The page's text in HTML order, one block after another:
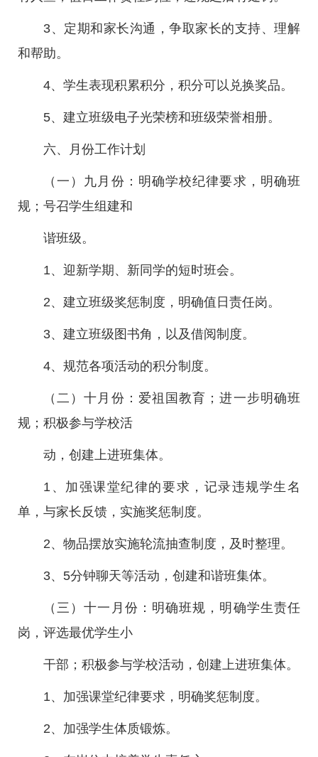
3、定期和家长沟通，争取家长的支持、理解
和帮助。
4、学生表现积累积分，积分可以兑换奖品。
5、建立班级电子光荣榜和班级荣誉相册。
六、月份工作计划
（一）九月份：明确学校纪律要求，明确班
规；号召学生组建和
谐班级。
1、迎新学期、新同学的短时班会。
2、建立班级奖惩制度，明确值日责任岗。
3、建立班级图书角，以及借阅制度。
4、规范各项活动的积分制度。
（二）十月份：爱祖国教育；进一步明确班
规；积极参与学校活
动，创建上进班集体。
1、加强课堂纪律的要求，记录违规学生名
单，与家长反馈，实施奖惩制度。
2、物品摆放实施轮流抽查制度，及时整理。
3、5分钟聊天等活动，创建和谐班集体。
（三）十一月份：明确班规，明确学生责任
岗，评选最优学生小
干部；积极参与学校活动，创建上进班集体。
1、加强课堂纪律要求，明确奖惩制度。
2、加强学生体质锻炼。